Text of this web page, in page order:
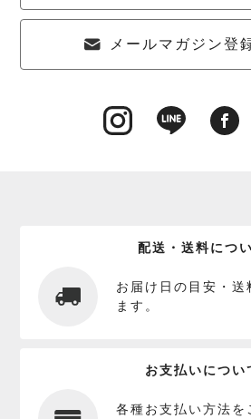
メールマガジン登
配送・送料につ
お届け日の目安・送
ます。
お支払いについ
各種お支払い方法を